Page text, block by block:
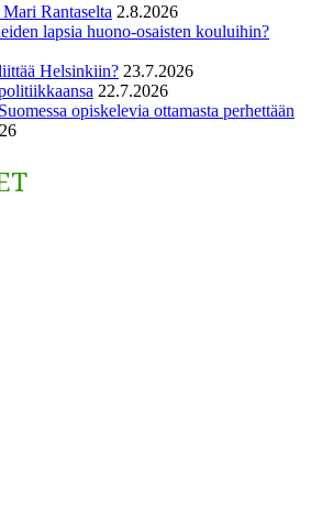
Rantaselta 2.8.2026
lapsia huono-osaisten kouluihin?
Helsinkiin? 23.7.2026
22.7.2026
opiskelevia ottamasta perhettään